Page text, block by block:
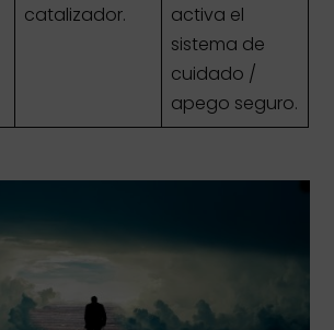
catalizador.
activa el
sistema de
cuidado /
apego seguro.